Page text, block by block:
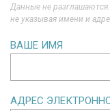
Данные не
не указывая имени и
ВАШЕ ИМЯ
АДРЕС